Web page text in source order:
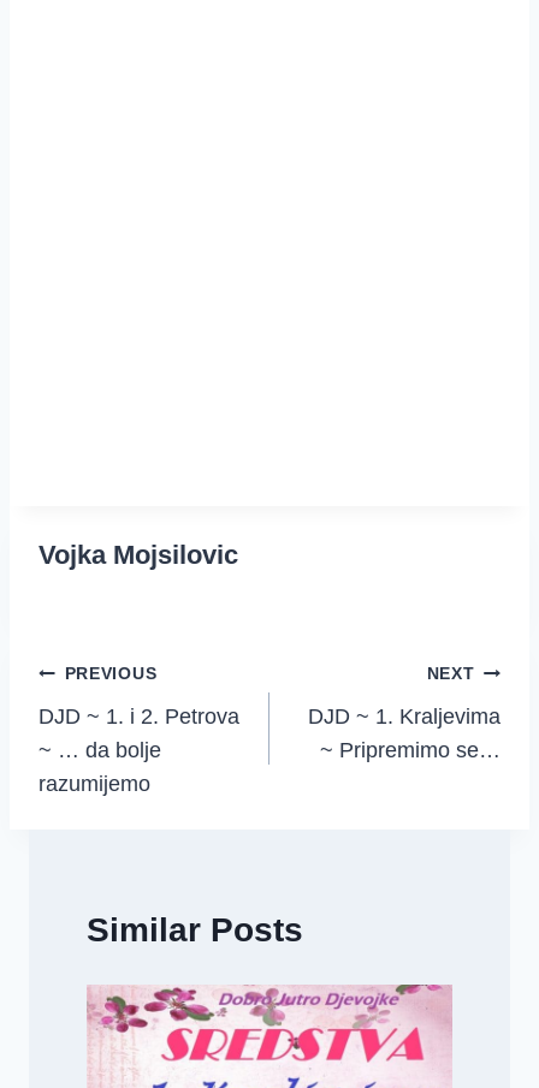
Vojka Mojsilovic
Post
navigation
PREVIOUS
DJD ~ 1. i 2. Petrova
~ … da bolje
razumijemo
NEXT
DJD ~ 1. Kraljevima
~ Pripremimo se…
Similar Posts